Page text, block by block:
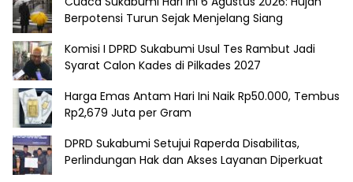
Berpotensi Turun Sejak Menjelang Siang
Komisi I DPRD Sukabumi Usul Tes Rambut Jadi
Syarat Calon Kades di Pilkades 2027
Harga Emas Antam Hari Ini Naik Rp50.000, Tembus
Rp2,679 Juta per Gram
DPRD Sukabumi Setujui Raperda Disabilitas,
Perlindungan Hak dan Akses Layanan Diperkuat